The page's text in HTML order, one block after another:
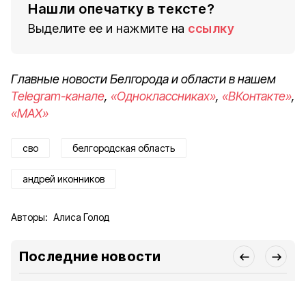
Нашли опечатку в тексте?
Выделите ее и нажмите на ссылку
Главные новости Белгорода и области в нашем
Telegram-канале, «Одноклассниках», «ВКонтакте»,
«MAX»
сво белгородская область
андрей иконников
Авторы: Алиса Голод
Последние новости